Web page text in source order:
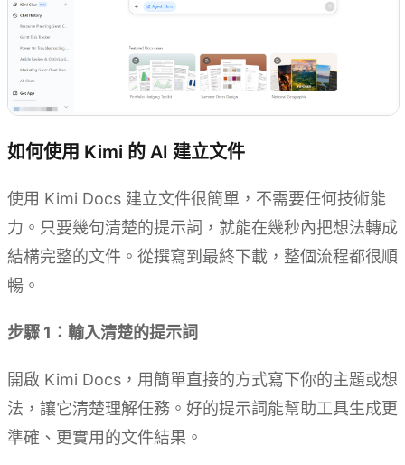
如何使用 Kimi 的 AI 建立文件
使用 Kimi Docs 建立文件很簡單，不需要任何技術能
力。只要幾句清楚的提示詞，就能在幾秒內把想法轉成
結構完整的文件。從撰寫到最終下載，整個流程都很順
暢。
步驟 1：輸入清楚的提示詞
開啟 Kimi Docs，用簡單直接的方式寫下你的主題或想
法，讓它清楚理解任務。好的提示詞能幫助工具生成更
準確、更實用的文件結果。